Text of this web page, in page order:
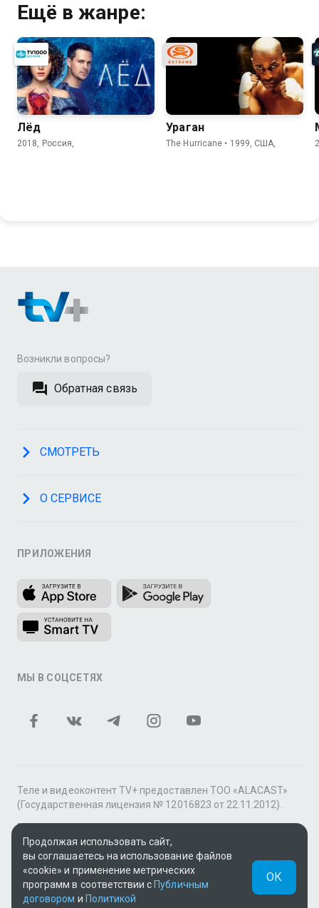
Ещё в жанре:
Лёд
2018, Россия,
Ураган
The Hurricane • 1999, США,
Возникли вопросы?
Обратная связь
СМОТРЕТЬ
О СЕРВИСЕ
ПРИЛОЖЕНИЯ
МЫ В СОЦСЕТЯХ
Теле и видеоконтент TV+ предоставлен ТОО «ALACAST»
(Государственная лицензия № 12016823 от 22.11.2012).
В рамках услуги «Видео по подписке» для «Пакета
фильмов и сериалов tv+» контент предоставляется
онлайн-кинотеатром MEGOGO.
Поддержка: tvplus@telecom.kz
UUID: f7343d12-a5a5-4761-9f65-8fc59da561db
Продолжая использовать сайт,
вы соглашаетесь на использование файлов
«cookie» и применение метрических
программ в соответствии с Публичным
договором и Политикой
ОК